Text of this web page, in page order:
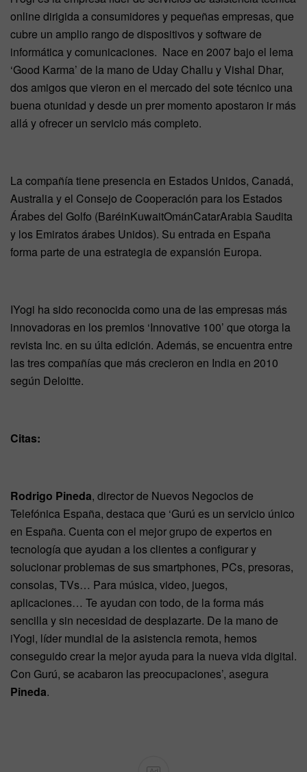
online dirigida a consumidores y pequeñas empresas, que
cubre un amplio rango de dispositivos y software de
informática y comunicaciones. Nace en 2007 bajo el lema
‘Good Karma’ de la mano de Uday Challu y Vishal Dhar,
dos amigos que vieron en el mercado del sote técnico una
buena otunidad y desde un prer momento apostaron ir más
allá y ofrecer un servicio más completo.
La compañía tiene presencia en Estados Unidos, Canadá,
Australia y el Consejo de Cooperación para los Estados
Árabes del Golfo (BaréinKuwaitOmánCatarArabia Saudita
y los Emiratos árabes Unidos). Su entrada en España
forma parte de una estrategia de expansión Europa.
IYogi ha sido reconocida como una de las empresas más
innovadoras en los premios ‘Innovative 100’ que otorga la
revista Inc. en su últa edición. Además, se encuentra entre
las tres compañías que más crecieron en India en 2010
según Deloitte.
Citas:
Rodrigo Pineda, director de Nuevos Negocios de
Telefónica España, destaca que ‘Gurú es un servicio único
en España. Cuenta con el mejor grupo de expertos en
tecnología que ayudan a los clientes a configurar y
solucionar problemas de sus smartphones, PCs, presoras,
consolas, TVs… Para música, video, juegos,
aplicaciones… Te ayudan con todo, de la forma más
sencilla y sin necesidad de desplazarte. De la mano de
iYogi, líder mundial de la asistencia remota, hemos
conseguido crear la mejor ayuda para la nueva vida digital.
Con Gurú, se acabaron las preocupaciones’, asegura
Pineda.